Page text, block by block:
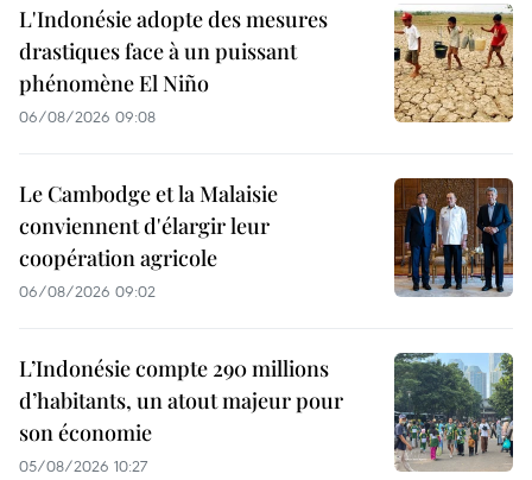
L'Indonésie adopte des mesures
drastiques face à un puissant
phénomène El Niño
06/08/2026 09:08
Le Cambodge et la Malaisie
conviennent d'élargir leur
coopération agricole
06/08/2026 09:02
L’Indonésie compte 290 millions
d’habitants, un atout majeur pour
son économie
05/08/2026 10:27